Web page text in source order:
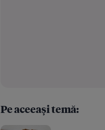
Pe aceeași temă: